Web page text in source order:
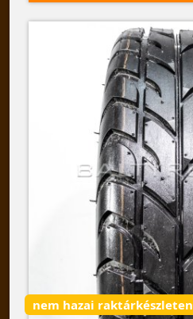
nem hazai